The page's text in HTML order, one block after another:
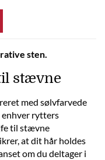
sten.
stævne
med sølvfarvede
enhver rytters
til stævne
at dit hår holdes
om du deltager i